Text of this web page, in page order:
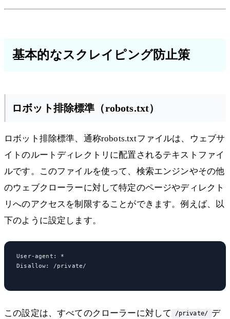
基本的なスクレイピング防止策
ロボット排除標準（robots.txt）
ロボット排除標準、通称robots.txtファイルは、ウェブサ
イトのルートディレクトリに配置されるテキストファイ
ルです。このファイルを使って、検索エンジンやその他
のウェブクローラーに対して特定のページやディレクト
リへのアクセスを制限することができます。例えば、以
下のように設定します。
User-agent: *
Disallow: /private/
この設定は、すべてのクローラーに対して /private/ デ